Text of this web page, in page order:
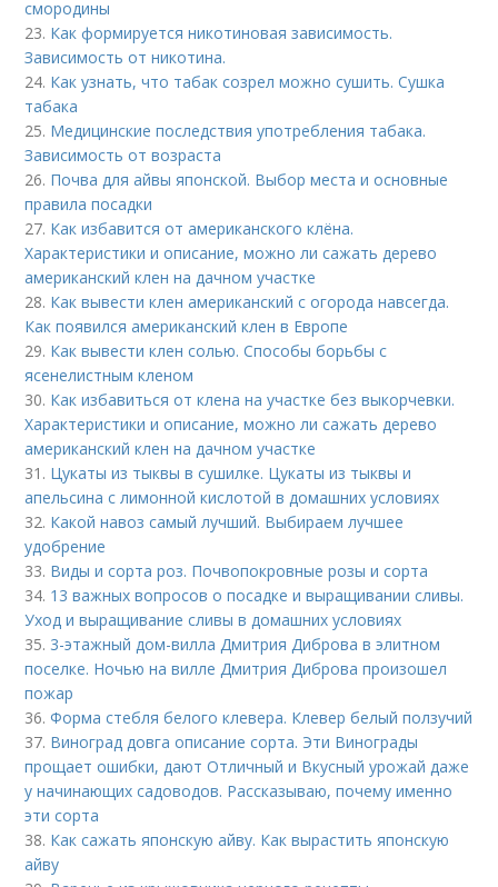
смородины
23. Как формируется никотиновая зависимость.
Зависимость от никотина.
24. Как узнать, что табак созрел можно сушить. Сушка
табака
25. Медицинские последствия употребления табака.
Зависимость от возраста
26. Почва для айвы японской. Выбор места и основные
правила посадки
27. Как избавится от американского клёна.
Характеристики и описание, можно ли сажать дерево
американский клен на дачном участке
28. Как вывести клен американский с огорода навсегда.
Как появился американский клен в Европе
29. Как вывести клен солью. Способы борьбы с
ясенелистным кленом
30. Как избавиться от клена на участке без выкорчевки.
Характеристики и описание, можно ли сажать дерево
американский клен на дачном участке
31. Цукаты из тыквы в сушилке. Цукаты из тыквы и
апельсина с лимонной кислотой в домашних условиях
32. Какой навоз самый лучший. Выбираем лучшее
удобрение
33. Виды и сорта роз. Почвопокровные розы и сорта
34. 13 важных вопросов о посадке и выращивании сливы.
Уход и выращивание сливы в домашних условиях
35. 3-этажный дом-вилла Дмитрия Диброва в элитном
поселке. Ночью на вилле Дмитрия Диброва произошел
пожар
36.Форма стебля белого клевера. Клевер белый ползучий
37. Виноград довга описание сорта. Эти Винограды
прощает ошибки, дают Отличный и Вкусный урожай даже
у начинающих садоводов. Рассказываю, почему именно
эти сорта
38. Как сажать японскую айву. Как вырастить японскую
айву